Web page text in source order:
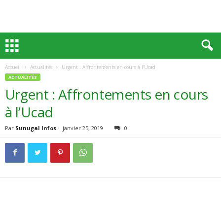
Accueil Actualités Urgent : Affrontements en cours à l’Ucad
ACTUALITÉS
Urgent : Affrontements en cours
à l’Ucad
Par Sunugal Infos - janvier 25, 2019 0